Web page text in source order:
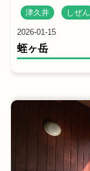
津久井 しぜん
2026-01-15
蛭ヶ岳